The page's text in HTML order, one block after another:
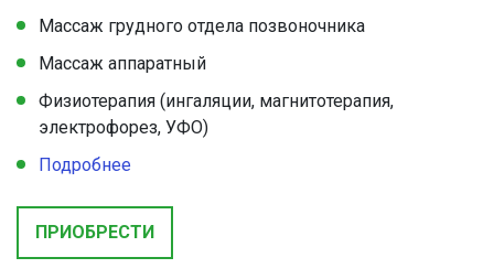
Массаж грудного отдела позвоночника
Массаж аппаратный
Физиотерапия (ингаляции, магнитотерапия,
электрофорез, УФО)
Подробнее
ПРИОБРЕСТИ